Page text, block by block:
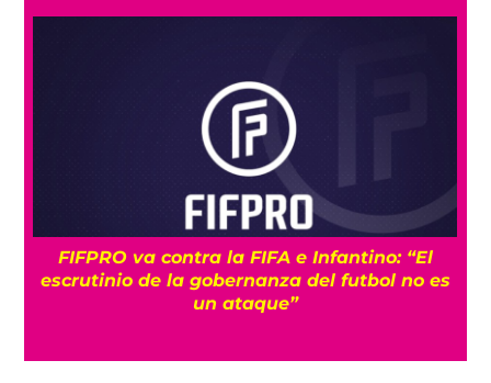
UEFA mantiene la idea de boicotear a la FIFA
pese a sus disculpas: “No cambia nada”